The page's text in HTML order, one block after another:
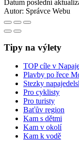
Datum poslední
Autor: Správce Webu
Tipy na výlety
TOP cíle v
Plavby po řece
Stezky
Pro cyklisty
Pro turisty
Baťův region
Kam s dětmi
Kam v okolí
Kam k vodě